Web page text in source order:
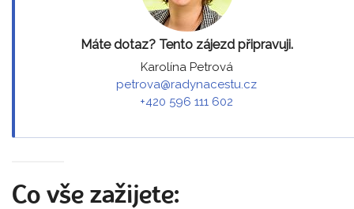
Máte dotaz? Tento zájezd připravuji.
Karolína Petrová
petrova@radynacestu.cz
+420 596 111 602
Co vše zažijete: